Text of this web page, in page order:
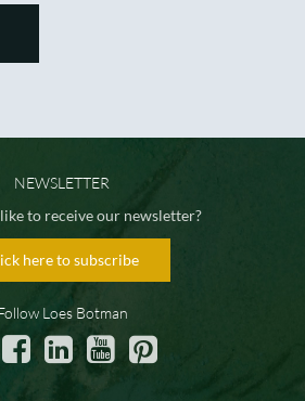
NEWSLETTER
to receive our newsletter?
here to subscribe
Loes Botman